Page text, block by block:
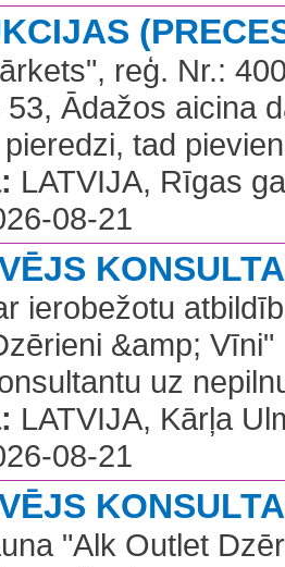
reģ. Nr.:
Ādažos aicina
tad
LATVIJA, Rīgas
08-21
ierobežotu
&amp;
uz
LATVIJA, Kārļa
08-21
"Alk Outlet